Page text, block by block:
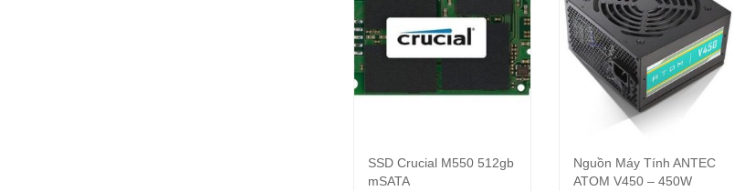
Thêm vào giỏ hàng
SSD Crucial M550 512gb
mSATA
Đọc tiếp
Nguồn Máy Tính ANTEC
ATOM V450 – 450W